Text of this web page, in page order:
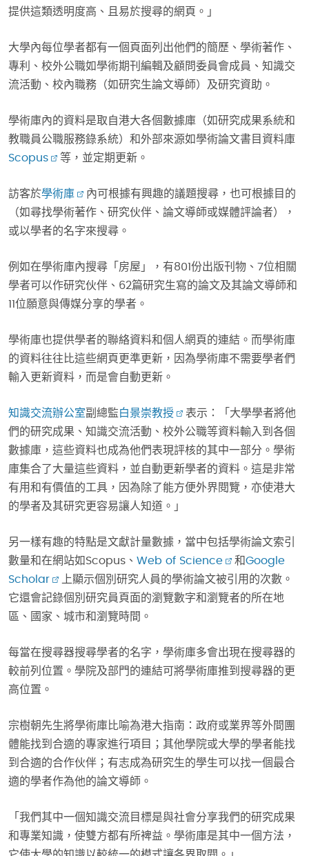
提供這類透明度高、且易於搜尋的網頁。」
大學內每位學者都有一個頁面列出他們的簡歷、學術著作、
專利、校外公職如學術期刊編輯及顧問委員會成員、知識交
流活動、校內職務（如研究生論文導師）及研究資助。
學術庫內的資料是取自港大各個數據庫（如研究成果系統和
教職員公職服務錄系統）和外部來源如學術論文書目資料庫
Scopus
等，並定期更新。
訪客於學術庫
內可根據有興趣的議題搜尋，也可根據目的
（如尋找學術著作、研究伙伴、論文導師或媒體評論者），
或以學者的名字來搜尋。
例如在學術庫內搜尋「房屋」，有801份出版刊物、7位相關
學者可以作研究伙伴、62篇研究生寫的論文及其論文導師和
11位願意與傳媒分享的學者。
學術庫也提供學者的聯絡資料和個人網頁的連結。而學術庫
的資料往往比這些網頁更準更新，因為學術庫不需要學者們
輸入更新資料，而是會自動更新。
知識交流辦公室副總監 白景崇教授
表示：「大學學者將他
們的研究成果、知識交流活動、校外公職等資料輸入到各個
數據庫，這些資料也成為他們表現評核的其中一部分。學術
庫集合了大量這些資料，並自動更新學者的資料。這是非常
有用和有價值的工具，因為除了能方便外界閱覽，亦使港大
的學者及其研究更容易讓人知道。」
另一樣有趣的特點是文獻計量數據，當中包括學術論文索引
數量和在網站如Scopus、 Web of Science 和Google
Scholar
上顯示個別研究人員的學術論文被引用的次數。
它還會記錄個別研究員頁面的瀏覽數字和瀏覽者的所在地
區、國家、城市和瀏覽時間。
每當在搜尋器搜尋學者的名字，學術庫多會出現在搜尋器的
較前列位置。學院及部門的連結可將學術庫推到搜尋器的更
高位置。
宗樹朝先生將學術庫比喻為港大指南：政府或業界等外間團
體能找到合適的專家進行項目；其他學院或大學的學者能找
到合適的合作伙伴；有志成為研究生的學生可以找一個最合
適的學者作為他的論文導師。
「我們其中一個知識交流目標是與社會分享我們的研究成果
和專業知識，使雙方都有所裨益。學術庫是其中一個方法，